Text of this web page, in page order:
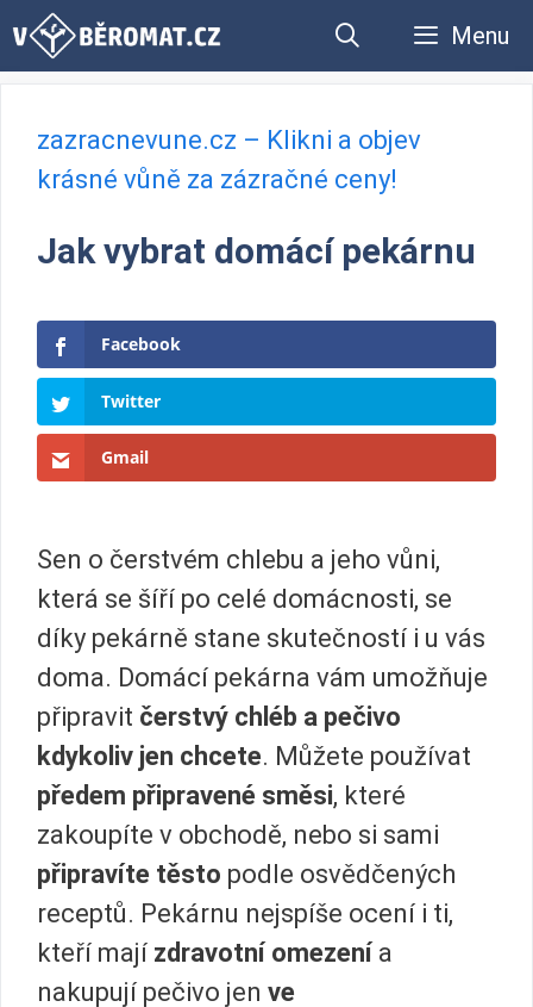
Přeskočit
Menu
zazracnevune.cz – Klikni a objev
krásné vůně za zázračné ceny!
Jak vybrat domácí pekárnu
Facebook
Twitter
Gmail
Sen o čerstvém chlebu a jeho vůni,
která se šíří po celé domácnosti, se
díky pekárně stane skutečností i u vás
doma. Domácí pekárna vám umožňuje
připravit čerstvý chléb a pečivo
kdykoliv jen chcete. Můžete používat
předem připravené směsi, které
zakoupíte v obchodě, nebo si sami
připravíte těsto podle osvědčených
receptů. Pekárnu nejspíše ocení i ti,
kteří mají zdravotní omezení a
nakupují pečivo jen ve